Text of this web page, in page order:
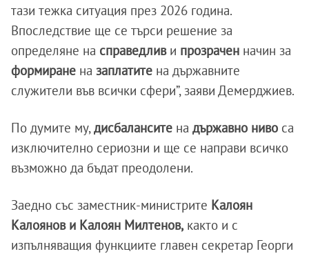
тази тежка ситуация през 2026 година.
Впоследствие ще се търси решение за
определяне на справедливи прозрачен начин за
формиране на заплатите на държавните
служители във всички сфери”, заяви Демерджиев.
По думите му,дисбалансите на държавно ниво са
изключително сериозни и ще се направи всичко
възможно да бъдат преодолени.
Заедно със заместник-министрите Калоян
Калоянов и Калоян Милтенов, както и с
изпълняващия функциите главен секретар Георги